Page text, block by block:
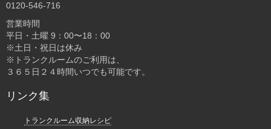
0120-546-716
営業時間
平日・土曜 9：00〜18：00
※土日・祝日は休み
※トランクルームのご利用は、
３６５日２４時間いつでも可能です。
リンク集
トランクルーム収納レシピ